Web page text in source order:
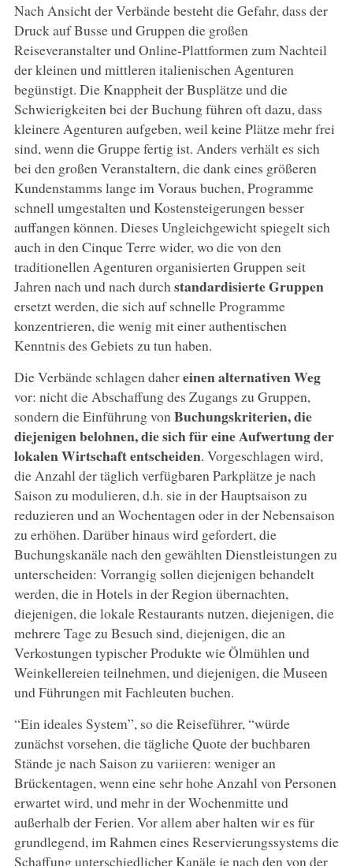
Nach Ansicht der Verbände besteht die Gefahr, dass der
Druck auf Busse und Gruppen die großen
Reiseveranstalter und Online-Plattformen zum Nachteil
der kleinen und mittleren italienischen Agenturen
begünstigt. Die Knappheit der Busplätze und die
Schwierigkeiten bei der Buchung führen oft dazu, dass
kleinere Agenturen aufgeben, weil keine Plätze mehr frei
sind, wenn die Gruppe fertig ist. Anders verhält es sich
bei den großen Veranstaltern, die dank eines größeren
Kundenstamms lange im Voraus buchen, Programme
schnell umgestalten und Kostensteigerungen besser
auffangen können. Dieses Ungleichgewicht spiegelt sich
auch in den Cinque Terre wider, wo die von den
traditionellen Agenturen organisierten Gruppen seit
Jahren nach und nach durchstandardisierte Gruppen
ersetzt werden, die sich auf schnelle Programme
konzentrieren, die wenig mit einer authentischen
Kenntnis des Gebiets zu tun haben.
Die Verbände schlagen dahereinen alternativen Weg
vor: nicht die Abschaffung des Zugangs zu Gruppen,
sondern die Einführung vonBuchungskriterien, die
diejenigen belohnen, die sich für eine Aufwertung der
lokalen Wirtschaft entscheiden. Vorgeschlagen wird,
die Anzahl der täglich verfügbaren Parkplätze je nach
Saison zu modulieren, d.h. sie in der Hauptsaison zu
reduzieren und an Wochentagen oder in der Nebensaison
zu erhöhen. Darüber hinaus wird gefordert, die
Buchungskanäle nach den gewählten Dienstleistungen zu
unterscheiden: Vorrangig sollen diejenigen behandelt
werden, die in Hotels in der Region übernachten,
diejenigen, die lokale Restaurants nutzen, diejenigen, die
mehrere Tage zu Besuch sind, diejenigen, die an
Verkostungen typischer Produkte wie Ölmühlen und
Weinkellereien teilnehmen, und diejenigen, die Museen
und Führungen mit Fachleuten buchen.
“Ein ideales System”, so die Reiseführer, “würde
zunächst vorsehen, die tägliche Quote der buchbaren
Stände je nach Saison zu variieren: weniger an
Brückentagen, wenn eine sehr hohe Anzahl von Personen
erwartet wird, und mehr in der Wochenmitte und
außerhalb der Ferien. Vor allem aber halten wir es für
grundlegend, im Rahmen eines Reservierungssystems die
Schaffung unterschiedlicher Kanäle je nach den von der